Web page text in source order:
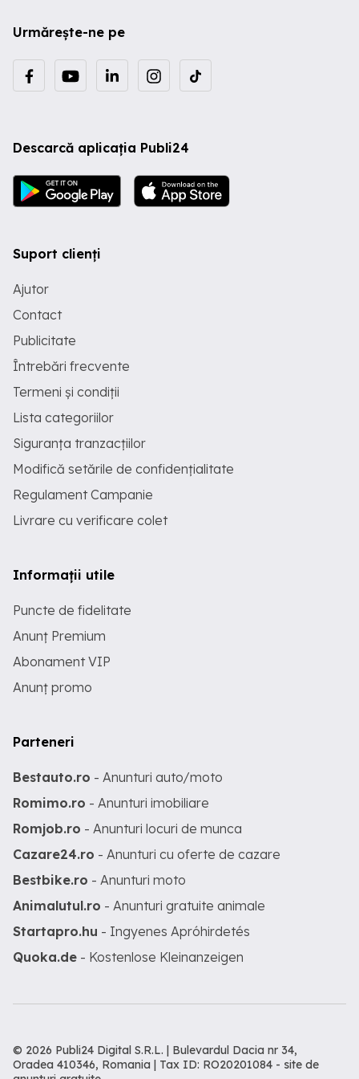
Urmărește-ne pe
Descarcă aplicația Publi24
Suport clienți
Ajutor
Contact
Publicitate
Întrebări frecvente
Termeni și condiții
Lista categoriilor
Siguranța tranzacțiilor
Modifică setările de confidențialitate
Regulament Campanie
Livrare cu verificare colet
Informații utile
Puncte de fidelitate
Anunț Premium
Abonament VIP
Anunț promo
Parteneri
Bestauto.ro - Anunturi auto/moto
Romimo.ro - Anunturi imobiliare
Romjob.ro - Anunturi locuri de munca
Cazare24.ro - Anunturi cu oferte de cazare
Bestbike.ro - Anunturi moto
Animalutul.ro - Anunturi gratuite animale
Startapro.hu - Ingyenes Apróhirdetés
Quoka.de - Kostenlose Kleinanzeigen
© 2026 Publi24 Digital S.R.L. | Bulevardul Dacia nr 34,
Oradea 410346, Romania | Tax ID: RO20201084 - site de